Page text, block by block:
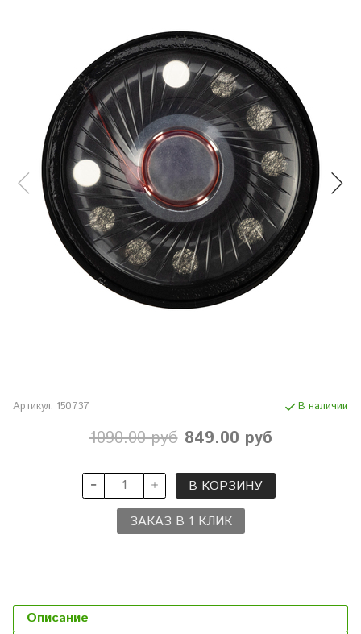
Артикул: 150737 В наличии
1090.00 руб 849.00 руб
В КОРЗИНУ
ЗАКАЗ В 1 КЛИК
Описание